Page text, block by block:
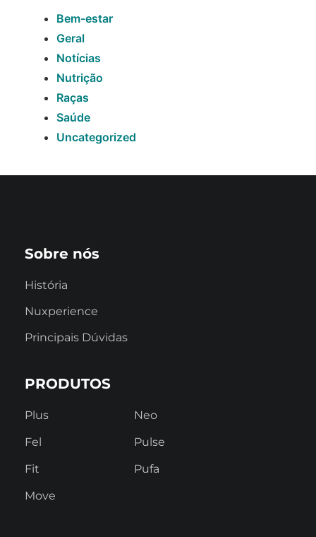
Bem-estar
Geral
Notícias
Nutrição
Raças
Saúde
Uncategorized
Sobre nós
História
Nuxperience
Principais Dúvidas
PRODUTOS
Plus
Fel
Fit
Move
Neo
Pulse
Pufa